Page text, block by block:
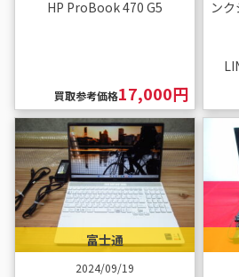
HP ProBook 470 G5
買取参考価格17,000円
ン
富士通
2024/09/19